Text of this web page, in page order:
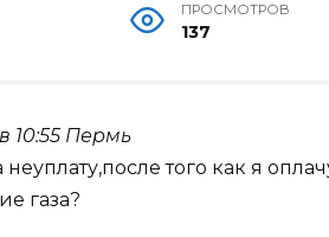
ПРОСМОТРОВ
137
10:55 Пермь
того как я
газа?